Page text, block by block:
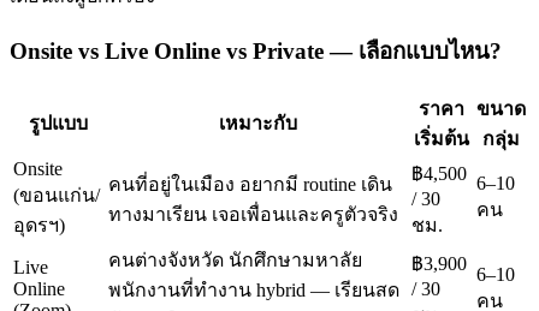
Onsite vs Live Online vs Private — เลือกแบบไหน?
รูปแบบ เหมาะกับ
ราคา
เริ่มต้น
ขนาด
กลุ่ม
Onsite
(ขอนแก่น/
อุดรฯ)
คนที่อยู่ในเมือง อยากมี routine เดิน
ทางมาเรียน เจอเพื่อนและครูตัวจริง
฿4,500
/ 30
ชม.
6–10
คน
Live
Online
คนต่างจังหวัด นักศึกษามหาลัย
พนักงานที่ทำงาน hybrid — เรียนสด
฿3,900
/ 30
6–10
คน